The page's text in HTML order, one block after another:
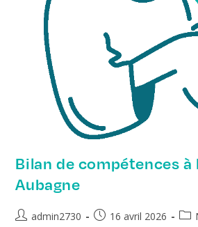
Bilan de compétences à
Aubagne
admin2730 16 avril 2026